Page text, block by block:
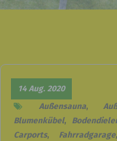
14 Aug. 2020
Außensauna,
Blumenkübel,
Carports, Fahrradgarage